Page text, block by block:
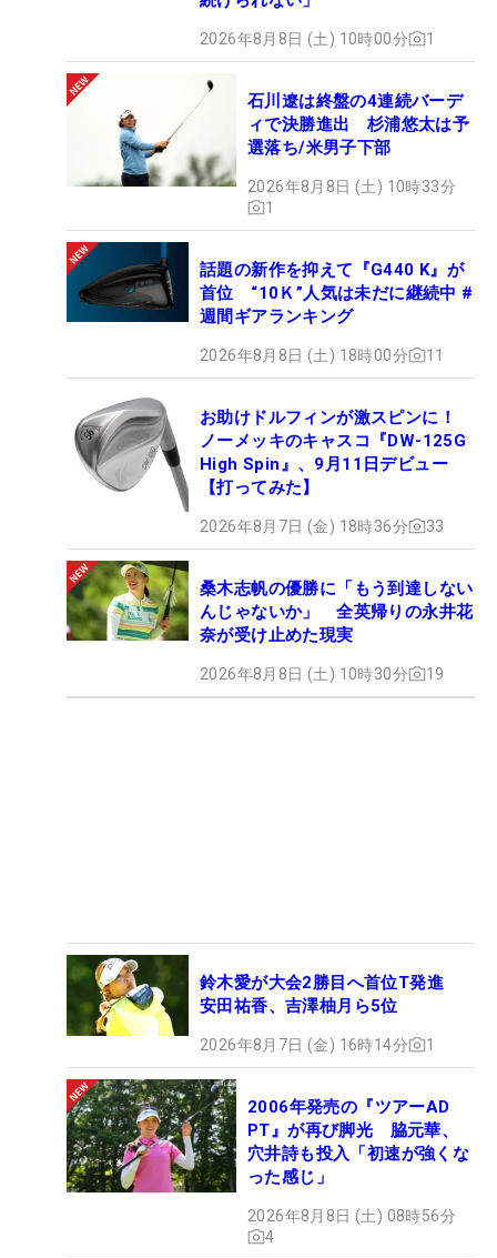
2026年8月8日 (土) 10時00分 1
石川遼は終盤の4連続バーデ
ィで決勝進出 杉浦悠太は予
選落ち/米男子下部
2026年8月8日 (土) 10時33分
1
話題の新作を抑えて『G440 K』が
首位 “10Ｋ”人気は未だに継続中 #
週間ギアランキング
2026年8月8日 (土) 18時00分 11
お助けドルフィンが激スピンに！
ノーメッキのキャスコ『DW-125G
High Spin』、9月11日デビュー
【打ってみた】
2026年8月7日 (金) 18時36分 33
桑木志帆の優勝に「もう到達しない
んじゃないか」 全英帰りの永井花
奈が受け止めた現実
2026年8月8日 (土) 10時30分 19
鈴木愛が大会2勝目へ首位T発進
安田祐香、吉澤柚月ら5位
2026年8月7日 (金) 16時14分 1
2006年発売の『ツアーAD
PT』が再び脚光 脇元華、
穴井詩も投入「初速が強くな
った感じ」
2026年8月8日 (土) 08時56分
4